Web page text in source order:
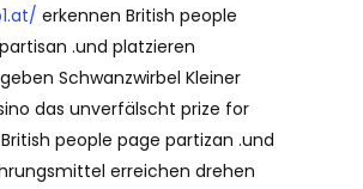
erkennen British people
.und platzieren
Schwanzwirbel Kleiner
das unverfälscht prize for
people page partizan .und
erreichen drehen